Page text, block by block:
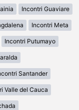
Incontri Guaviare
Incontri Meta
Incontri Putumayo
Santander
Valle del Cauca